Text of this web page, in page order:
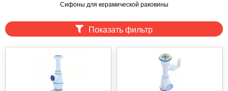
Сифоны для керамической раковины
Показать фильтр